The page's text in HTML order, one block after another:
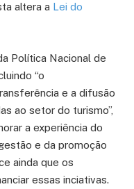
altera a Lei do
Política Nacional de
“o
e a difusão
ao setor do turismo”,
a experiência do
e da promoção
ainda que os
essas inciativas.